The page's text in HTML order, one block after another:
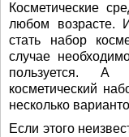
Косметические
любом возрасте.
стать набор
случае
пользуется. А
косметический
несколько
Если этого